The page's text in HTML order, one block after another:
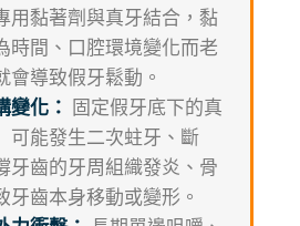
用黏著劑與真牙結合，黏
時間、口腔環境變化而老
會導致假牙鬆動。
變化：
固定假牙底下的真
可能發生二次蛀牙、斷
牙齒的牙周組織發炎、骨
牙齒本身移動或變形。